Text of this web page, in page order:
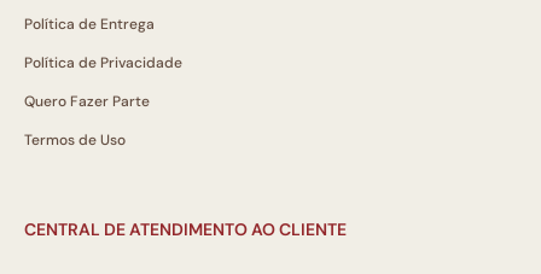
Política de Entrega
Política de Privacidade
Quero Fazer Parte
Termos de Uso
CENTRAL DE ATENDIMENTO AO CLIENTE